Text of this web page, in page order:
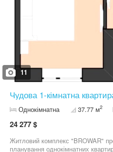
11
Чудова 1-кімнатна
Однокімнатна 37.77 м2
24 277 $
Житловий комплекс "BROWAR"
планування однокімнатних